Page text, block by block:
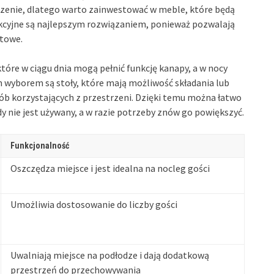
dlatego warto zainwestować w meble, które będą
są najlepszym rozwiązaniem, ponieważ pozwalają
w ciągu dnia mogą pełnić funkcję kanapy, a w nocy
są stoły, które mają możliwość składania lub
korzystających z przestrzeni. Dzięki temu można łatwo
jest używany, a w razie potrzeby znów go powiększyć.
Funkcjonalność
Oszczędza miejsce i jest idealna na nocleg gości
Umożliwia dostosowanie do liczby gości
Uwalniają miejsce na podłodze i dają dodatkową
przestrzeń do przechowywania